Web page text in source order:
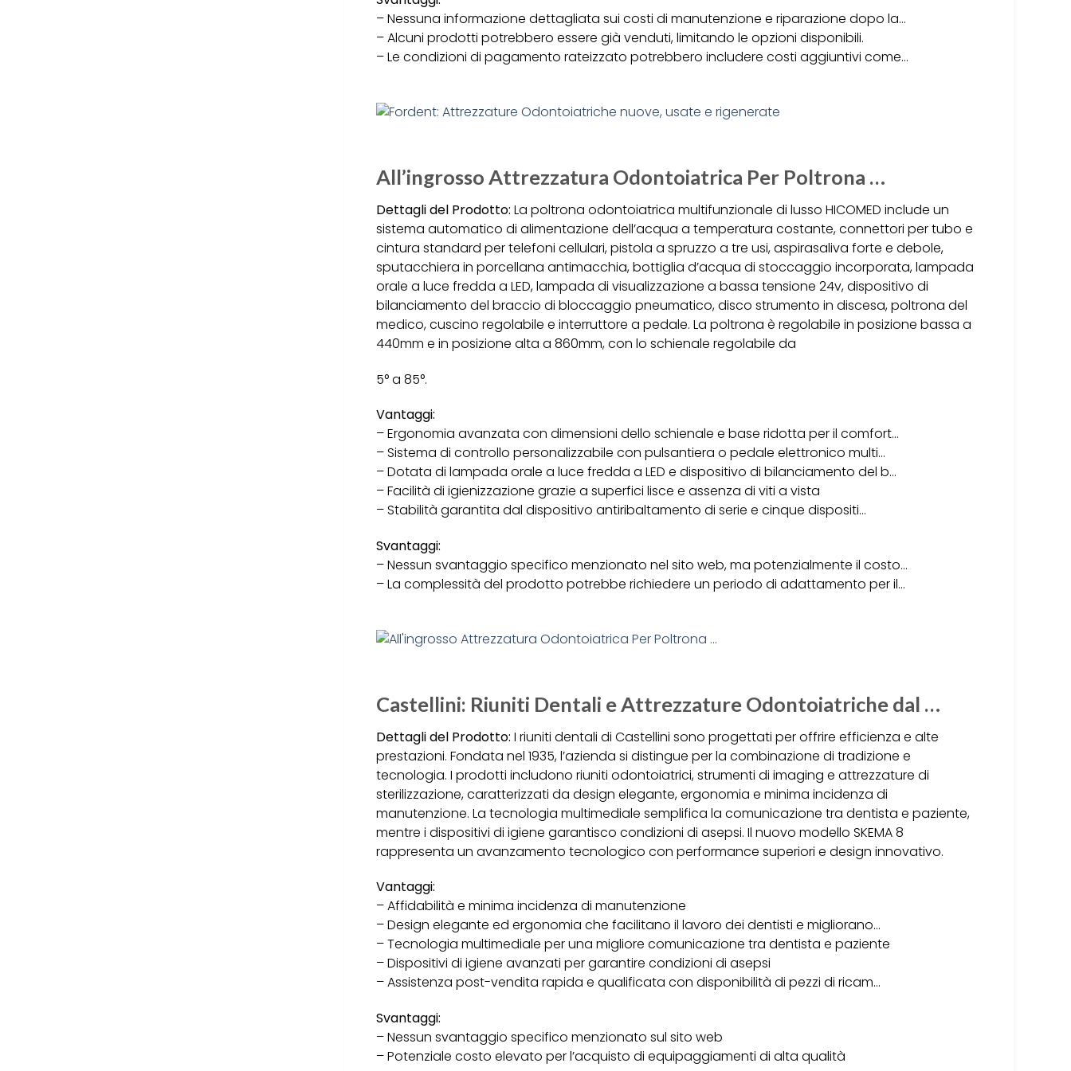
– Nessuna informazione dettagliata sui costi di manutenzione e riparazione dopo la…
– Alcuni prodotti potrebbero essere già venduti, limitando le opzioni disponibili.
– Le condizioni di pagamento rateizzato potrebbero includere costi aggiuntivi come…
All’ingrosso Attrezzatura Odontoiatrica Per Poltrona …
Dettagli del Prodotto: La poltrona odontoiatrica multifunzionale di lusso HICOMED include un
sistema automatico di alimentazione dell’acqua a temperatura costante, connettori per tubo e
cintura standard per telefoni cellulari, pistola a spruzzo a tre usi, aspirasaliva forte e debole,
sputacchiera in porcellana antimacchia, bottiglia d’acqua di stoccaggio incorporata, lampada
orale a luce fredda a LED, lampada di visualizzazione a bassa tensione 24v, dispositivo di
bilanciamento del braccio di bloccaggio pneumatico, disco strumento in discesa, poltrona del
medico, cuscino regolabile e interruttore a pedale. La poltrona è regolabile in posizione bassa a
440mm e in posizione alta a 860mm, con lo schienale regolabile da
5° a 85°.
Vantaggi:
– Ergonomia avanzata con dimensioni dello schienale e base ridotta per il comfort…
– Sistema di controllo personalizzabile con pulsantiera o pedale elettronico multi…
– Dotata di lampada orale a luce fredda a LED e dispositivo di bilanciamento del b…
– Facilità di igienizzazione grazie a superfici lisce e assenza di viti a vista
– Stabilità garantita dal dispositivo antiribaltamento di serie e cinque dispositi…
Svantaggi:
– Nessun svantaggio specifico menzionato nel sito web, ma potenzialmente il costo…
– La complessità del prodotto potrebbe richiedere un periodo di adattamento per il…
Castellini: Riuniti Dentali e Attrezzature Odontoiatriche dal …
Dettagli del Prodotto: I riuniti dentali di Castellini sono progettati per offrire efficienza e alte
prestazioni. Fondata nel 1935, l’azienda si distingue per la combinazione di tradizione e
tecnologia. I prodotti includono riuniti odontoiatrici, strumenti di imaging e attrezzature di
sterilizzazione, caratterizzati da design elegante, ergonomia e minima incidenza di
manutenzione. La tecnologia multimediale semplifica la comunicazione tra dentista e paziente,
mentre i dispositivi di igiene garantisco condizioni di asepsi. Il nuovo modello SKEMA 8
rappresenta un avanzamento tecnologico con performance superiori e design innovativo.
Vantaggi:
– Affidabilità e minima incidenza di manutenzione
– Design elegante ed ergonomia che facilitano il lavoro dei dentisti e migliorano…
– Tecnologia multimediale per una migliore comunicazione tra dentista e paziente
– Dispositivi di igiene avanzati per garantire condizioni di asepsi
– Assistenza post-vendita rapida e qualificata con disponibilità di pezzi di ricam…
Svantaggi:
– Nessun svantaggio specifico menzionato sul sito web
– Potenziale costo elevato per l’acquisto di equipaggiamenti di alta qualità